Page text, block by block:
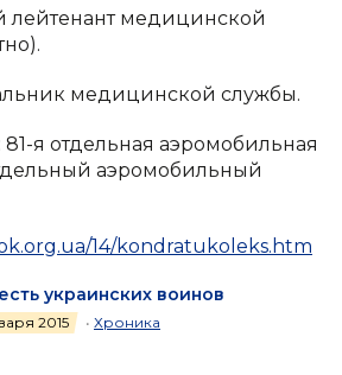
лейтенант медицинской
медицинской службы.
я отдельная аэромобильная
аэромобильный
14/kondratukoleks.htm
украинских воинов
2015 • Хроника